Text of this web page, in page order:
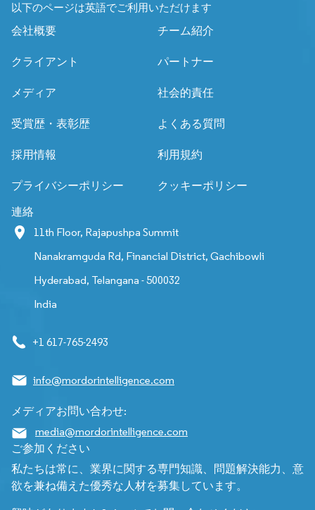
以下のページは英語でご利用いただけます
会社概要
チーム紹介
クライアント パートナー
メディア 社会的責任
受賞歴・表彰歴 よくある質問
採用情報 利用規約
プライバシーポリシー クッキーポリシー
連絡
11th Floor, Rajapushpa Summit
Nanakramguda Rd, Financial District, Gachibowli
Hyderabad, Telangana - 500032
India
+1 617-765-2493
info@mordorintelligence.com
メディアお問い合わせ:
media@mordorintelligence.com
ご参加ください
私たちは常に、業界に関する専門知識、問題解決能力、意
欲を兼ね備えた優秀な人材を募集しています。